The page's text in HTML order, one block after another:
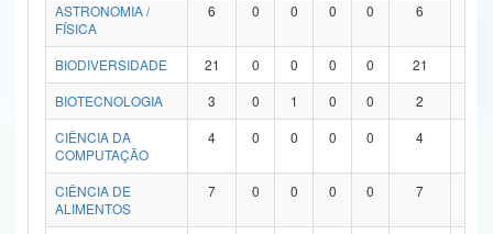
Secretaria de Governo
Advocacia-Geral da União
Banco Central do Brasil
ASTRONOMIA /
FÍSICA
6 0 0 0 0 6
BIODIVERSIDADE 21 0 0 0 0 21
BIOTECNOLOGIA
3 0 1 0 0 2
CIÊNCIA DA
COMPUTAÇÃO
4 0 0 0 0 4
CIÊNCIA DE
ALIMENTOS
7 0 0 0 0 7